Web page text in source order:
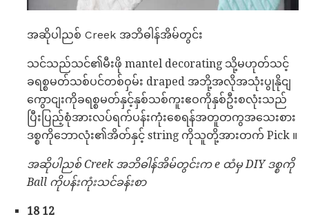
အဆိုပါညစ် Creek အဘိဓါန်အိမ်တွင်း
သင်သည်သင်၏မီးဖို mantel decorating သို့မဟုတ်သင့်
ခရစ္စမတ်သစ်ပင်တစ်ဝှမ်း draped အဘို့အလိုအသုံးပွုနိုငျ
ကွောငျးကိုခရစ္စမတ်နှင့်နှစ်သစ်ကူးဧဝကိုနှစ်ဦးစလုံးသည်
ပြီးပြည့်စုံအားလပ်ရက်ပန်းကုံးစေရန်အတူတကွအသေးစား
ဒစ္စကိုဘောလုံး၏အိတ်နှင့် string ကိုသူတို့အားတက် Pick ။
အဆိုပါညစ် Creek အဘိဓါန်အိမ်တွင်းက e ထံမှ DIY ဒစ္စကို
Ball ကိုပန်းကုံးသင်ခန်းစာ
18 12